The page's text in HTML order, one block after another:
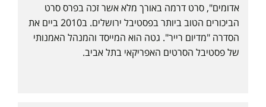
אדומים", סרט דרמה באורך מלא אשר זכה בפרס סרט
הביכורים הטוב ביותר בפסטיבל ירושלים. ב2010 ביים את
הסדרה "מדיום רייר". גטה הוא המייסד והמנהל האמנותי
של פסטיבל הסרטים האפריקאי בתל אביב.